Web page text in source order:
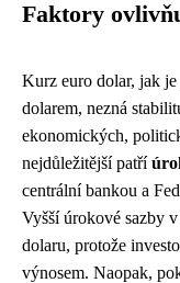
Faktory
Kurz euro dolar, jak
dolarem, nezná
ekonomických,
nejdůležitější patří
centrální bankou a
Vyšší úrokové sazby
dolaru, protože
výnosem. Naopak,